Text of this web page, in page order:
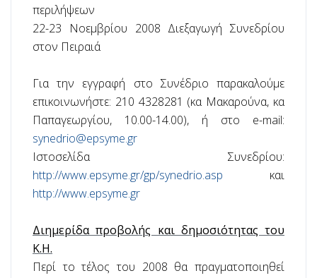
περιλήψεων
22-23 Νοεμβρίου 2008 Διεξαγωγή Συνεδρίου
στον Πειραιά
Για την εγγραφή στο Συνέδριο παρακαλούμε
επικοινωνήστε: 210 4328281 (κα Μακαρούνα, κα
Παπαγεωργίου, 10.00-14.00), ή στο e-mail:
synedrio@epsyme.gr
Ιστοσελίδα Συνεδρίου:
http://www.epsyme.gr/gp/synedrio.asp
και
http://www.epsyme.gr
Διημερίδα προβολής και δημοσιότητας του
Κ.Η.
Περί το τέλος του 2008 θα πραγματοποιηθεί